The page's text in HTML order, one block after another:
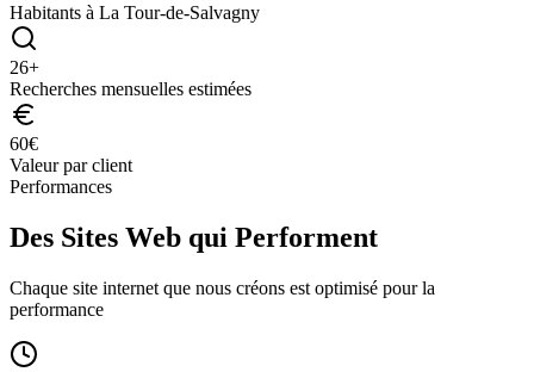
Habitants à La Tour-de-Salvagny
26+
Recherches mensuelles estimées
60€
Valeur par client
Performances
Des Sites Web qui Performent
Chaque site internet que nous créons est optimisé pour la
performance